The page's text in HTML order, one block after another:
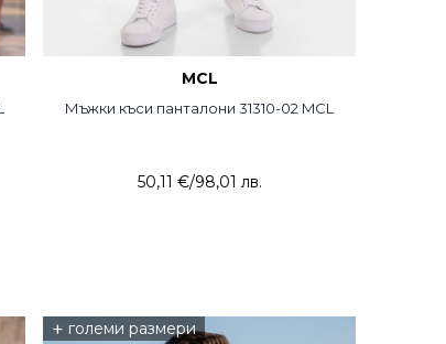
MCL
Мъжки къси панталони 31310-02 MCL
50,11 €/98,01 лв.
+ големи размери